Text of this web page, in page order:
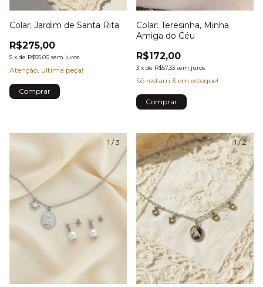
Colar: Jardim de Santa Rita
R$275,00
5 x de R$55,00 sem juros
Atenção, última peça!
Colar: Teresinha, Minha
Amiga do Céu
R$172,00
3 x de R$57,33 sem juros
Só restam 3 em estoque!
1 /3 1/2